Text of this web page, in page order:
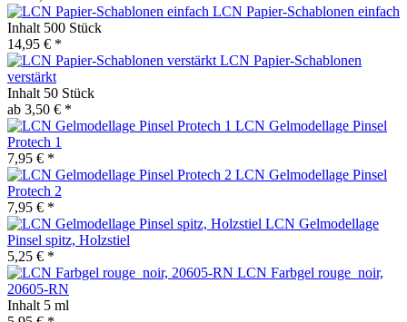
LCN Papier-Schablonen einfach
Inhalt 500 Stück
14,95 € *
LCN Papier-Schablonen
verstärkt
Inhalt 50 Stück
ab 3,50 € *
LCN Gelmodellage Pinsel
Protech 1
7,95 € *
LCN Gelmodellage Pinsel
Protech 2
7,95 € *
LCN Gelmodellage
Pinsel spitz, Holzstiel
5,25 € *
LCN Farbgel rouge_noir,
20605-RN
Inhalt 5 ml